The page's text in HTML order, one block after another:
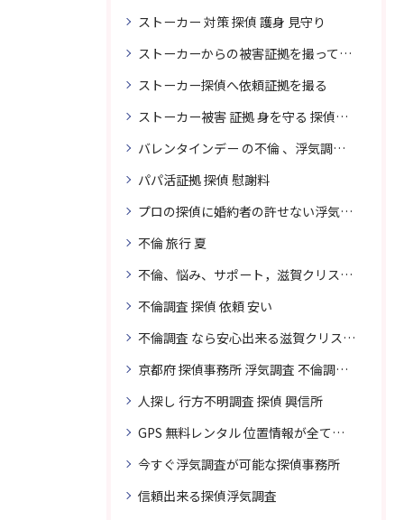
ストーカー 対策 探偵 護身 見守り
ストーカーからの被害証拠を撮って貴女を護ります
ストーカー探偵へ依頼証拠を撮る
ストーカー被害 証拠 身を守る 探偵に頼む
バレンタインデー の不倫 、浮気調査に強い探偵
パパ活証拠 探偵 慰謝料
プロの探偵に婚約者の許せない浮気、無料相談で解決
不倫 旅行 夏
不倫、悩み、サポート，滋賀クリスタル探偵
不倫調査 探偵 依頼 安い
不倫調査 なら安心出来る滋賀クリスタル探偵事務所へご依頼
京都府 探偵事務所 浮気調査 不倫調査 専門 無料相談
人探し 行方不明調査 探偵 興信所
GPS 無料レンタル 位置情報が全てわかります
今すぐ浮気調査が可能な探偵事務所
信頼出来る探偵浮気調査